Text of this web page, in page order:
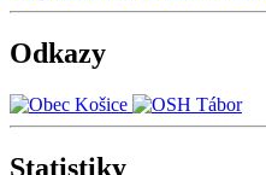
Odkazy
Statistiky